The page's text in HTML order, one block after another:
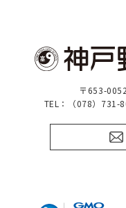
〒653-
TEL：（078）731-